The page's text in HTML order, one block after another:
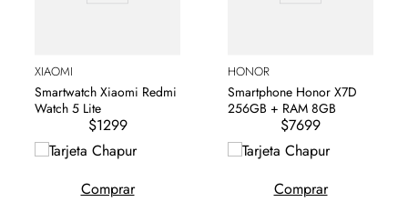
XIAOMI
Smartwatch Xiaomi Redmi
Watch 5 Lite
$1299
Comprar
HONOR
Smartphone Honor X7D
256GB + RAM 8GB
$7699
Comprar